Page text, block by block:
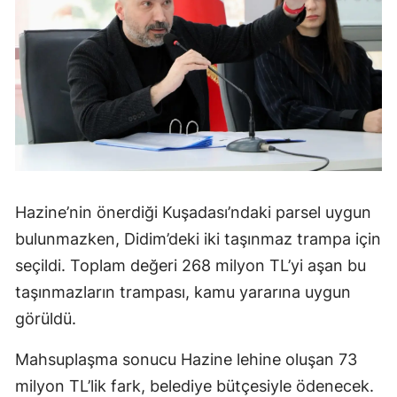
Hazine’nin önerdiği Kuşadası’ndaki parsel uygun
bulunmazken, Didim’deki iki taşınmaz trampa için
seçildi. Toplam değeri 268 milyon TL’yi aşan bu
taşınmazların trampası, kamu yararına uygun
görüldü.
Mahsuplaşma sonucu Hazine lehine oluşan 73
milyon TL’lik fark, belediye bütçesiyle ödenecek.